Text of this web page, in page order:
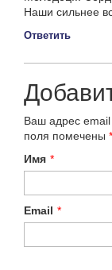
Наши сильнее
Ответить
Ваш адрес email
поля помечены *
Имя *
Email *